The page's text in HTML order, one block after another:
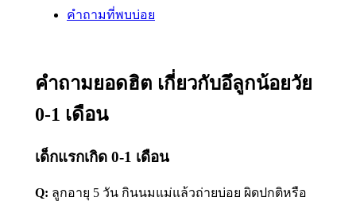
คำถามที่พบบ่อย
คำถามยอดฮิต เกี่ยวกับอึลูกน้อยวัย
0-1 เดือน
เด็กแรกเกิด 0-1 เดือน
Q: ลูกอายุ 5 วัน กินนมแม่แล้วถ่ายบ่อย ผิดปกติหรือ